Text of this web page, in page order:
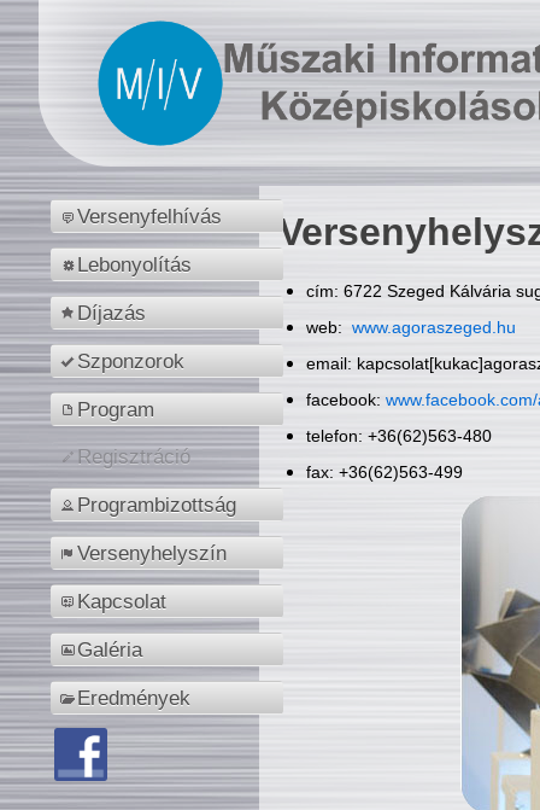
Versenyfelhívás
Lebonyolítás
Díjazás
Szponzorok
Program
Regisztráció
Programbizottság
Versenyhelyszín
Kapcsolat
Galéria
Eredmények
cím: 6722 Szeged Kálvária
web: www.agoraszeged.hu
email:
facebook:
telefon: +36(62)563-480
fax: +36(62)563-499